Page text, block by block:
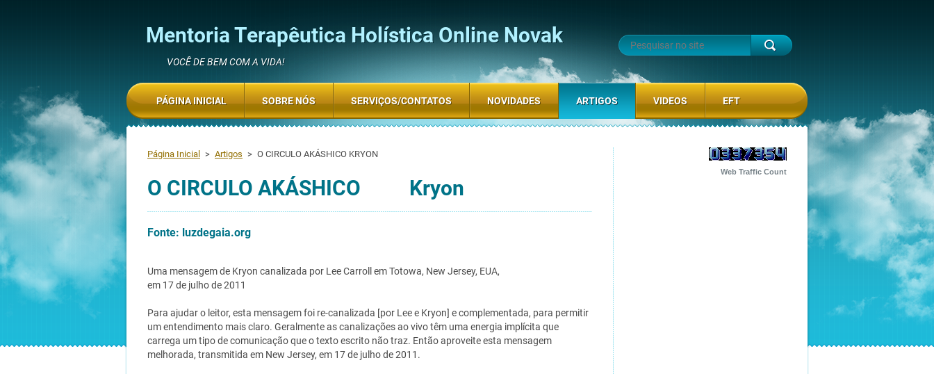
Mentoria Terapêutica Holística Online Novak
VOCÊ DE BEM COM A VIDA!
Página Inicial > Artigos > O CIRCULO AKÁSHICO KRYON
O CIRCULO AKÁSHICO Kryon
Fonte: luzdegaia.org
Uma mensagem de Kryon canalizada por Lee Carroll em Totowa, New Jersey, EUA,
em 17 de julho de 2011
Para ajudar o leitor, esta mensagem foi re-canalizada [por Lee e Kryon] e complementada, para permitir
um entendimento mais claro. Geralmente as canalizações ao vivo têm uma energia implícita que
carrega um tipo de comunicação que o texto escrito não traz. Então aproveite esta mensagem
melhorada, transmitida em New Jersey, em 17 de julho de 2011.
Web Traffic Count
PÁGINA INICIAL SOBRE NÓS SERVIÇOS/CONTATOS NOVIDADES ARTIGOS VIDEOS EFT